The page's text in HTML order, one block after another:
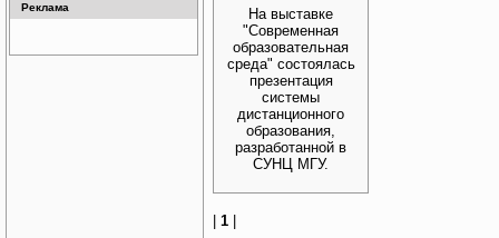
Реклама
На выставке
"Современная
образовательная
среда" состоялась
презентация
системы
дистанционного
образования,
разработанной в
СУНЦ МГУ.
1